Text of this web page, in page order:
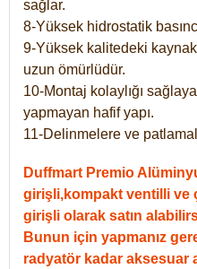
sağlar.
8-Yüksek hidrostatik
9-Yüksek kalitedeki
uzun ömürlüdür.
10-Montaj kolaylığı
yapmayan hafif yapı.
11-Delinmelere ve
Duffmart Premio
girişli,kompakt ventilli ve
girişli olarak satın
Bunun için yapmanız
radyatör kadar aksesuar